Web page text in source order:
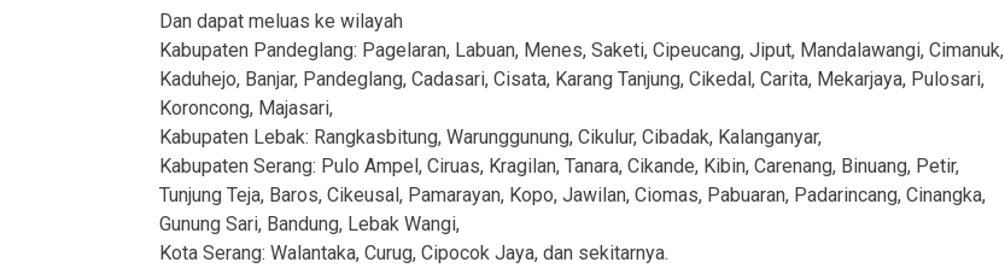
Dan dapat meluas ke wilayah
Kabupaten Pandeglang: Pagelaran, Labuan, Menes, Saketi, Cipeucang, Jiput, Mandalawangi, Cimanuk,
Kaduhejo, Banjar, Pandeglang, Cadasari, Cisata, Karang Tanjung, Cikedal, Carita, Mekarjaya, Pulosari,
Koroncong, Majasari,
Kabupaten Lebak: Rangkasbitung, Warunggunung, Cikulur, Cibadak, Kalanganyar,
Kabupaten Serang: Pulo Ampel, Ciruas, Kragilan, Tanara, Cikande, Kibin, Carenang, Binuang, Petir,
Tunjung Teja, Baros, Cikeusal, Pamarayan, Kopo, Jawilan, Ciomas, Pabuaran, Padarincang, Cinangka,
Gunung Sari, Bandung, Lebak Wangi,
Kota Serang: Walantaka, Curug, Cipocok Jaya, dan sekitarnya.